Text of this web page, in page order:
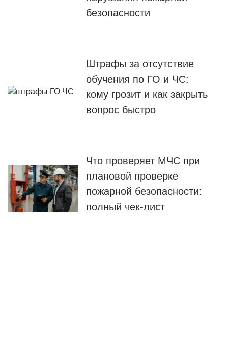
безопасности
Штрафы за отсутствие
обучения по ГО и ЧС:
кому грозит и как закрыть
вопрос быстро
Что проверяет МЧС при
плановой проверке
пожарной безопасности:
полный чек-лист